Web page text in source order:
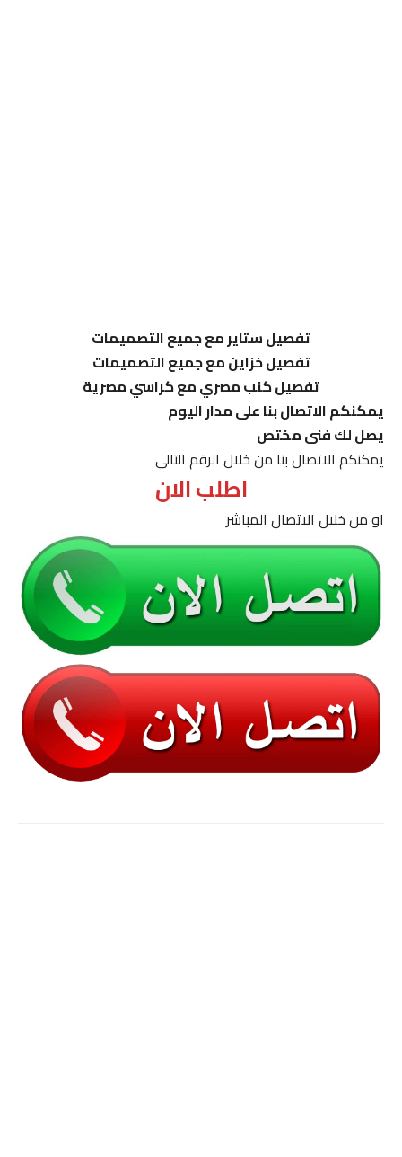
تفصيل ستاير مع جميع التصميمات
تفصيل خزاين مع جميع التصميمات
تفصيل كنب مصري مع كراسي مصرية
يمكنكم الاتصال بنا على مدار اليوم
يصل لك فنى مختص
يمكنكم الاتصال بنا من خلال الرقم التالى
اطلب الان
او من خلال الاتصال المباشر